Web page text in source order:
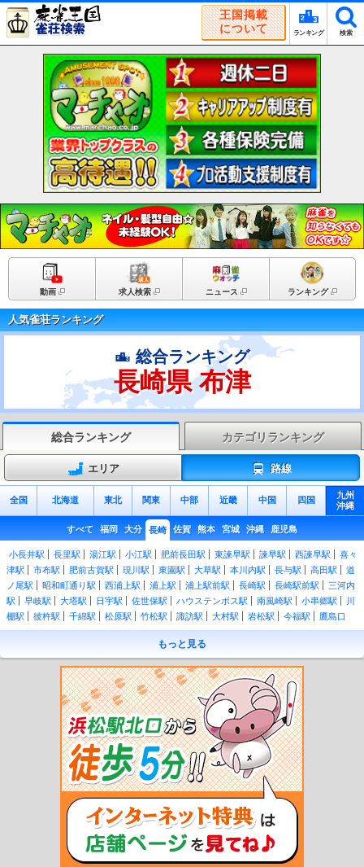
王国掲載
について
ランキング 検索
動画 求人検索 ニュース ランキング
人気雀荘ランキング
総合ランキング
長崎県 布津
総合ランキング カテゴリランキング
エリア 路線
全国 北海道 東北 関東 中部 近畿 中国 四国
九州
沖縄
すべて 福岡 大分 長崎 佐賀 熊本 宮城 沖縄 鹿児島
小長井駅 長里駅 湯江駅 小江駅 肥前長田駅 東諫早駅 諫早駅 西諫早駅
喜々
津駅
市布駅 肥前古賀駅 現川駅 東園駅 大草駅 本川内駅 長与駅 高田駅
道
ノ尾駅
昭和町通り駅 西浦上駅 浦上駅 浦上駅前駅 長崎駅 長崎駅前駅
三河内
駅
早岐駅 大塔駅 日宇駅 佐世保駅 ハウステンボス駅 南風崎駅 小串郷駅
川
棚駅
彼杵駅 千綿駅 松原駅 竹松駅 諏訪駅 大村駅 岩松駅 今福駅
鷹島口
駅
前浜駅 調川駅 松浦駅 松浦発電所前駅 御厨駅 西木場駅 東田平駅
中田平
すえたちばな駅
潜竜ヶ滝駅
吉井駅 神田駅 清峰高校前駅 佐々駅 小浦駅 真申駅 棚方駅
相浦
上相浦駅 本山駅 中里駅 皆瀬駅 野中駅 左石駅 泉福寺駅
北佐世保駅 中佐世保駅 佐世保中央駅 本諫早駅 幸駅 小野本町駅
釜ノ鼻駅 諫早東高校前駅 愛野駅 阿母崎駅 吾妻駅 古部駅
神代町駅 多比良町駅 島鉄湯江駅 大三東駅 松尾町駅 三会駅
島鉄本社前駅 南島原駅 島原外港駅 秩父が浦駅 安徳駅 瀬野深江駅
布津新田駅 布津駅 堂崎駅 蒲河駅 有家駅 西有家駅 龍石駅 北有馬駅
浦田観音駅 原城駅 有馬吉川駅 東大屋駅 口之津駅
白浜海水浴場前
赤迫駅 住吉駅 千歳町駅 若葉町駅 長崎大学前駅 岩屋橋駅
大橋駅 松山町駅 浜口町駅 大学病院前駅 茂里町駅 銭座町駅
八千代町駅 五島町駅 大波止駅 出島駅 築町駅 西浜町駅 観光通り駅
蛍茶屋駅 新中川町駅 新大工町駅 諏訪神社前駅
賑橋駅 市民病院前駅 大浦海岸通り駅 大浦天主堂下駅 石橋駅
もっと見る